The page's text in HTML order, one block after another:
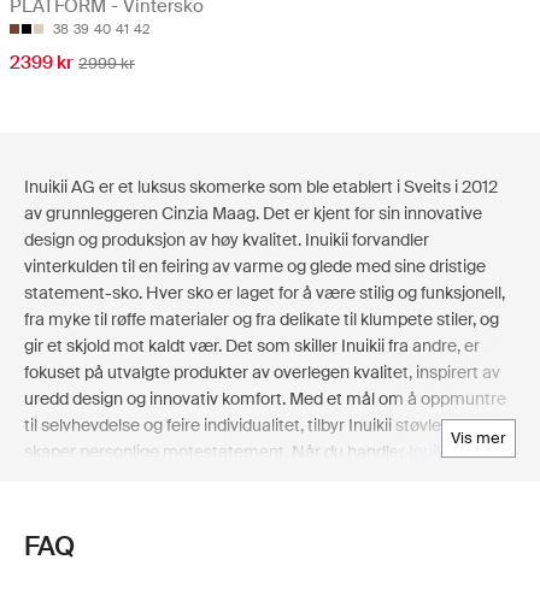
PLATFORM - Vintersko
38 39 40 41 42
2399 kr 2999 kr
vis mer
Inuikii AG er et luksus skomerke som ble etablert i Sveits i 2012
av grunnleggeren Cinzia Maag. Det er kjent for sin innovative
design og produksjon av høy kvalitet. Inuikii forvandler
vinterkulden til en feiring av varme og glede med sine dristige
statement-sko. Hver sko er laget for å være stilig og funksjonell,
fra myke til røffe materialer og fra delikate til klumpete stiler, og
gir et skjold mot kaldt vær. Det som skiller Inuikii fra andre, er
fokuset på utvalgte produkter av overlegen kvalitet, inspirert av
uredd design og innovativ komfort. Med et mål om å oppmuntre
til selvhevdelse og feire individualitet, tilbyr Inuikii støvler som
skaper personlige motestatement. Når du handler Inuikii-
for kunder som søker stilige og komfortable fottøyalternativer for
FAQ